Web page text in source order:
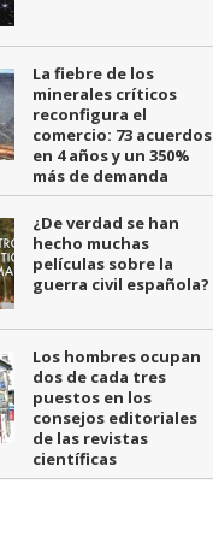
La fiebre de los
minerales críticos
reconfigura el
comercio: 73 acuerdos
en 4 años y un 350%
más de demanda
¿De verdad se han
hecho muchas
películas sobre la
guerra civil española?
Los hombres ocupan
dos de cada tres
puestos en los
consejos editoriales
de las revistas
científicas